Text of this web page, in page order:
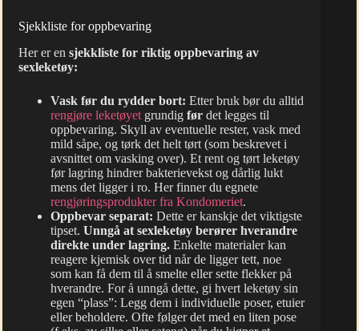
Sjekkliste for oppbevaring
Her er en sjekkliste for riktig oppbevaring av
sexleketøy:
Vask før du rydder bort: Etter bruk bør du alltid
rengjøre leketøyet grundig før det legges til
oppbevaring. Skyll av eventuelle rester, vask med
mild såpe, og tørk det helt tørt (som beskrevet i
avsnittet om vasking over). Et rent og tørt leketøy
før lagring hindrer bakterievekst og dårlig lukt
mens det ligger i ro. Her finner du egnete
rengjøringsprodukter fra Kondomeriet.
Oppbevar separat: Dette er kanskje det viktigste
tipset. Unngå at sexleketøy berører hverandre
direkte under lagring. Enkelte materialer kan
reagere kjemisk over tid når de ligger tett, noe
som kan få dem til å smelte eller sette flekker på
hverandre. For å unngå dette, gi hvert leketøy sin
egen “plass”: Legg dem i individuelle poser, etuier
eller beholdere. Ofte følger det med en liten pose